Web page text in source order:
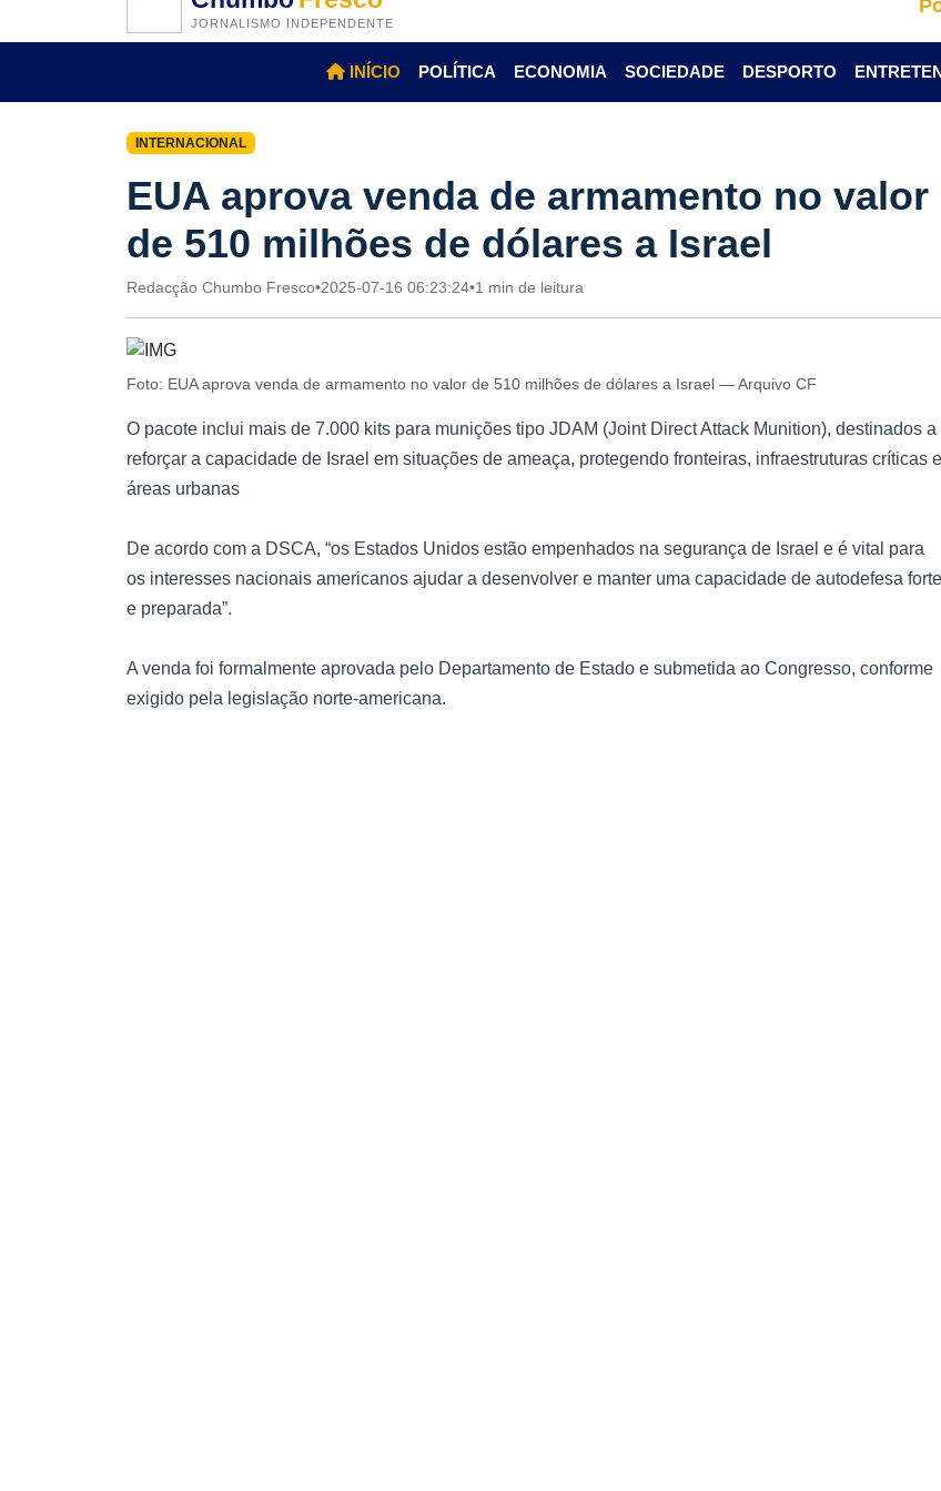
JORNALISMO INDEPENDENTE
INÍCIO POLÍTICA ECONOMIA SOCIEDADE DESPORTO
INTERNACIONAL
EUA aprova venda de armamento no valor
de 510 milhões de dólares a Israel
Redacção Chumbo Fresco•2025-07-16 06:23:24•1 min de leitura
Foto: EUA aprova venda de armamento no valor de 510 milhões de dólares a Israel — Arquivo CF
O pacote inclui mais de 7.000 kits para munições tipo JDAM (Joint Direct Attack Munition), destinados a
reforçar a capacidade de Israel em situações de ameaça, protegendo fronteiras, infraestruturas críticas e
áreas urbanas
De acordo com a DSCA, “os Estados Unidos estão empenhados na segurança de Israel e é vital para
os interesses nacionais americanos ajudar a desenvolver e manter uma capacidade de autodefesa forte
e preparada”.
A venda foi formalmente aprovada pelo Departamento de Estado e submetida ao Congresso, conforme
exigido pela legislação norte-americana.